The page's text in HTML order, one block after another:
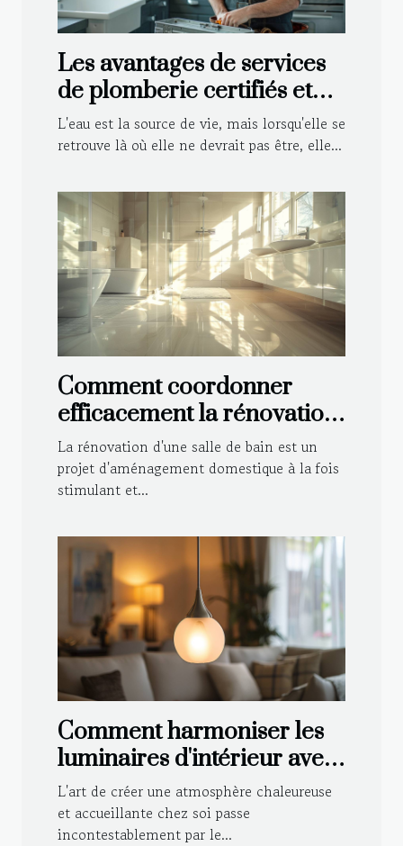
Les avantages de services
de plomberie certifiés et
agréés par les assurances
L'eau est la source de vie, mais lorsqu'elle se
retrouve là où elle ne devrait pas être, elle...
Comment coordonner
efficacement la rénovation
de votre salle de bain
La rénovation d'une salle de bain est un
projet d'aménagement domestique à la fois
stimulant et...
Comment harmoniser les
luminaires d'intérieur avec
votre décoration
L'art de créer une atmosphère chaleureuse
et accueillante chez soi passe
incontestablement par le...